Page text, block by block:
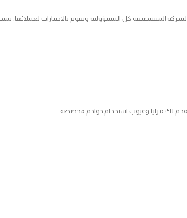
المستضيفة كل المسؤولية وتقوم بالاختيارات لعملائها.
نقدم لك مزايا وعيوب استخدام خوادم مخصصة.